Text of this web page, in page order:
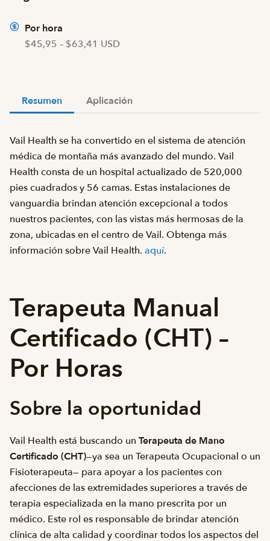
Por hora
$45,95 – $63,41 USD
Resumen Aplicación
Vail Health se ha convertido en el sistema de atención
médica de montaña más avanzado del mundo. Vail
Health consta de un hospital actualizado de 520,000
pies cuadrados y 56 camas. Estas instalaciones de
vanguardia brindan atención excepcional a todos
nuestros pacientes, con las vistas más hermosas de la
zona, ubicadas en el centro de Vail. Obtenga más
información sobre Vail Health. aquí.
Terapeuta Manual
Certificado (CHT) –
Por Horas
Sobre la oportunidad
Vail Health está buscando un Terapeuta de Mano
Certificado (CHT)—ya sea un Terapeuta Ocupacional o un
Fisioterapeuta— para apoyar a los pacientes con
afecciones de las extremidades superiores a través de
terapia especializada en la mano prescrita por un
médico. Este rol es responsable de brindar atención
clínica de alta calidad y coordinar todos los aspectos del